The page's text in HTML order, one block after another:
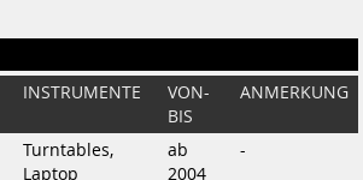
INSTRUMENTE
VON-
BIS
ANMERKUNG
Turntables,
Laptop
ab
2004
-